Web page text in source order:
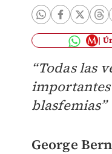
“Todas las
blasfemias”
George